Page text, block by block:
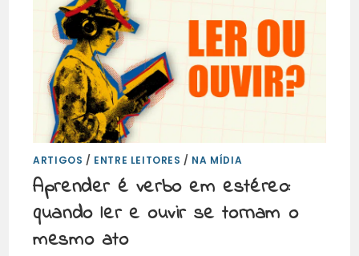
ARTIGOS / ENTRE LEITORES / NA MÍDIA
Aprender é verbo em estéreo:
quando ler e ouvir se tornam o
mesmo ato